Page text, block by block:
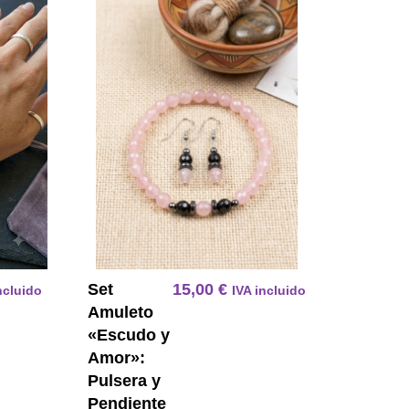
Agata Gancho Acero Quirurgico
Pulsera Energetica 7 Chakras En Amatista Facetada
Set
Amuleto
«Escudo y
Amor»:
Pulsera y
Pendiente
15,00 € IVA incluido